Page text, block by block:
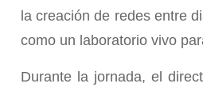
la creación de redes entre
como un laboratorio vivo
Durante la jornada, el